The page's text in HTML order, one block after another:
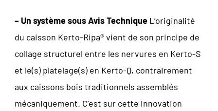
– Un système sous Avis Technique L’originalité
du caisson Kerto-Ripa® vient de son principe de
collage structurel entre les nervures en Kerto-S
et le(s) platelage(s) en Kerto-Q, contrairement
aux caissons bois traditionnels assemblés
mécaniquement. C’est sur cette innovation